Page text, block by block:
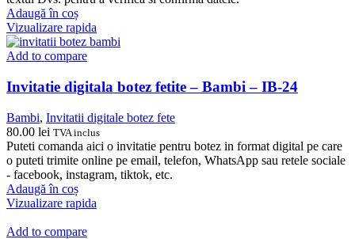
Adaugă în coș
Vizualizare rapida
Add to compare
Invitatie digitala botez fetite – Bambi – IB-24
Bambi, Invitatii digitale botez fete
80.00 lei TVA inclus
Puteti comanda aici o invitatie pentru botez in format digital pe care
o puteti trimite online pe email, telefon, WhatsApp sau retele sociale
- facebook, instagram, tiktok, etc.
Adaugă în coș
Vizualizare rapida
Add to compare